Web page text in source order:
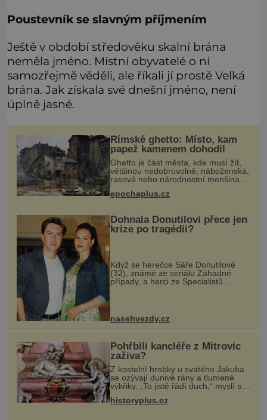
Poustevník se slavným příjmením
Ještě v období středověku skalní brána
neměla jméno. Místní obyvatelé o ní
samozřejmě věděli, ale říkali jí prostě Velká
brána. Jak získala své dnešní jméno, není
úplně jasné.
Římské ghetto: Místo, kam
papež kamenem dohodil
Ghetto je část města, kde musí žít,
většinou nedobrovolně, náboženská,
rasová nebo národnostní menšina
obyvatel. Bohaté historické
zkušenosti mají s takovým životem
epochaplus.cz
Dohnala Donutilovi přece jen
krize po tragédii?
Když se herečce Sáře Donutilové
(32), známé ze seriálu Záhadné
případy, a herci ze Specialistů
nasehvezdy.cz
Pohřbili kancléře z Mitrovic
zaživa?
Z kostelní hrobky u svatého Jakuba
se ozývají dunivé rány a tlumené
výkřiky. „To jistě řádí duch,“ myslí si
pověrčiví lidé. Ani za dvě kopy grošů
by se nikdo neodvážil podzemní
historyplus.cz